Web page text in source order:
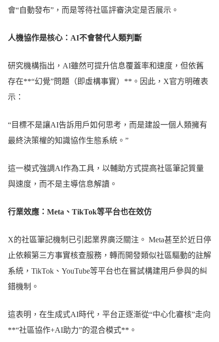
會“自動發布”，而是等待社區評審決定是否展示。
人機協作是核心：AI不會替代人類判斷
研究機構指出，AI雖然可提升信息覆蓋率和速度，但依舊
存在**“幻覺”問題（即虛構事實）**。因此，X官方明確表
示：
“目標不是讓AI告訴用戶如何思考，而是建設一個人類擁有
最終決策權的知識協作生態系統。”
這一模式強調AI作為工具，以輔助方式提高社區筆記質量
與速度，而不是主導信息解讀。
行業效應：Meta、TikTok等平台也在效仿
X的社區筆記機制已引起業界廣泛關注。 Meta甚至於近日停
止依賴第三方事實核查服務，轉而開發類似社區驅動的註解
系統，TikTok、YouTube等平台也在嘗試構建用戶參與的糾
錯機制。
這表明，在生成式AI時代，平台正逐漸從“中心化審核”走向
**“社區協作+AI助力”的混合模式**。